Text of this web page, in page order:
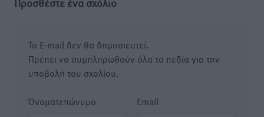
Το E-mail δεν θα δημοσιευτεί.
Πρέπει να συμπληρωθούν όλα τα πεδία για την
υποβολή του σχολίου.
Όνοματεπώνυμο Email